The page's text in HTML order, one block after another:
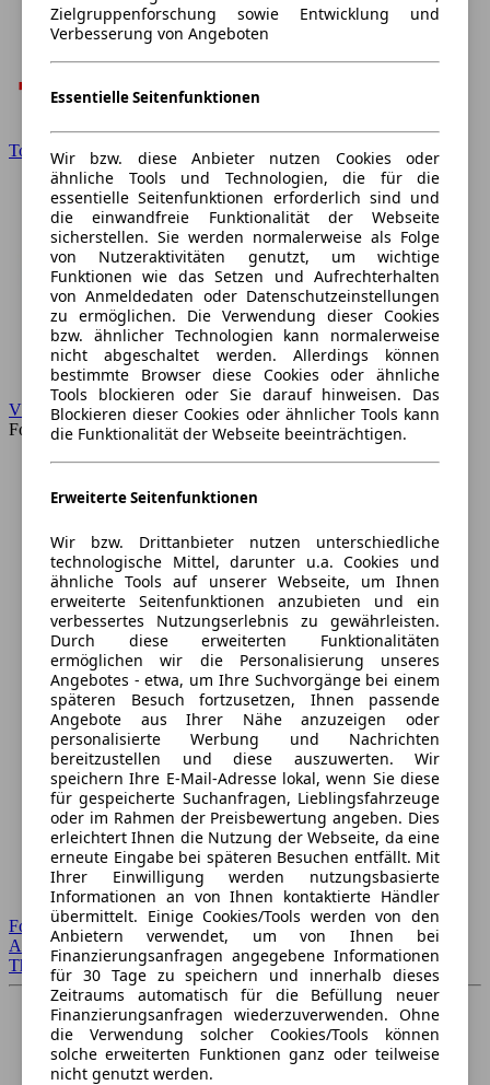
Toyota
VW
Forum
Forum Startseite
Alle Auto-Foren
Themen-Forum
Zielgruppenforschung sowie Entwicklung und
Verbesserung von Angeboten
Essentielle Seitenfunktionen
Wir bzw. diese Anbieter nutzen Cookies oder
ähnliche Tools und Technologien, die für die
essentielle Seitenfunktionen erforderlich sind und
die einwandfreie Funktionalität der Webseite
sicherstellen. Sie werden normalerweise als Folge
von Nutzeraktivitäten genutzt, um wichtige
Funktionen wie das Setzen und Aufrechterhalten
von Anmeldedaten oder Datenschutzeinstellungen
zu ermöglichen. Die Verwendung dieser Cookies
bzw. ähnlicher Technologien kann normalerweise
nicht abgeschaltet werden. Allerdings können
bestimmte Browser diese Cookies oder ähnliche
Tools blockieren oder Sie darauf hinweisen. Das
Blockieren dieser Cookies oder ähnlicher Tools kann
die Funktionalität der Webseite beeinträchtigen.
Erweiterte Seitenfunktionen
Wir bzw. Drittanbieter nutzen unterschiedliche
technologische Mittel, darunter u.a. Cookies und
ähnliche Tools auf unserer Webseite, um Ihnen
erweiterte Seitenfunktionen anzubieten und ein
verbessertes Nutzungserlebnis zu gewährleisten.
Durch diese erweiterten Funktionalitäten
ermöglichen wir die Personalisierung unseres
Angebotes - etwa, um Ihre Suchvorgänge bei einem
späteren Besuch fortzusetzen, Ihnen passende
Angebote aus Ihrer Nähe anzuzeigen oder
personalisierte Werbung und Nachrichten
bereitzustellen und diese auszuwerten. Wir
speichern Ihre E-Mail-Adresse lokal, wenn Sie diese
für gespeicherte Suchanfragen, Lieblingsfahrzeuge
oder im Rahmen der Preisbewertung angeben. Dies
erleichtert Ihnen die Nutzung der Webseite, da eine
erneute Eingabe bei späteren Besuchen entfällt. Mit
Ihrer Einwilligung werden nutzungsbasierte
Informationen an von Ihnen kontaktierte Händler
übermittelt. Einige Cookies/Tools werden von den
Anbietern verwendet, um von Ihnen bei
Finanzierungsanfragen angegebene Informationen
für 30 Tage zu speichern und innerhalb dieses
Zeitraums automatisch für die Befüllung neuer
Finanzierungsanfragen wiederzuverwenden. Ohne
die Verwendung solcher Cookies/Tools können
solche erweiterten Funktionen ganz oder teilweise
nicht genutzt werden.